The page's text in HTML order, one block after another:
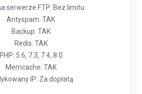
serwerze FTP: Bez limitu
Antyspam: TAK
Backup: TAK
Redis: TAK
PHP: 5.6, 7.3, 7.4, 8.0
Memcache: TAK
IP: Za dopłatą